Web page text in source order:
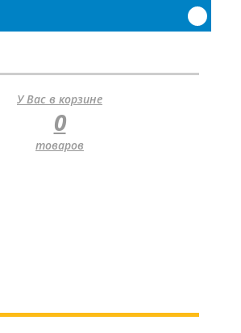
У Вас в корзине
0
товаров